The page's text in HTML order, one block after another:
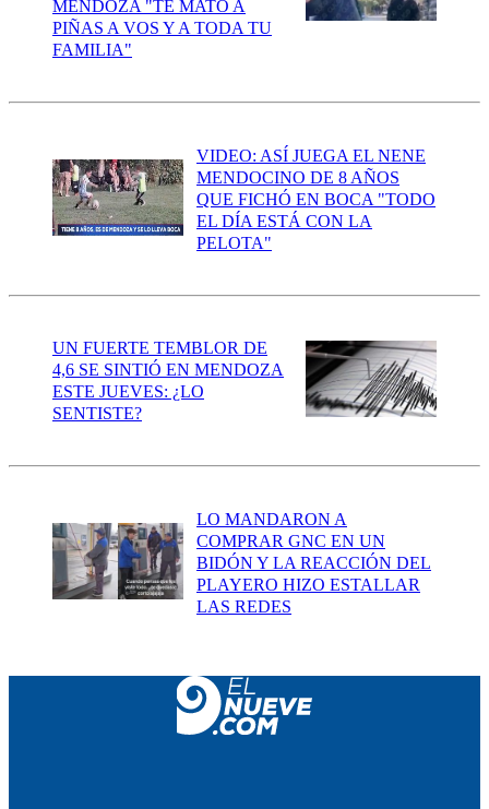
MENDOZA "TE MATÓ A
PIÑAS A VOS Y A TODA TU
FAMILIA"
VIDEO: ASÍ JUEGA EL NENE
MENDOCINO DE 8 AÑOS
QUE FICHÓ EN BOCA "TODO
EL DÍA ESTÁ CON LA
PELOTA"
UN FUERTE TEMBLOR DE
4,6 SE SINTIÓ EN MENDOZA
ESTE JUEVES: ¿LO
SENTISTE?
LO MANDARON A
COMPRAR GNC EN UN
BIDÓN Y LA REACCIÓN DEL
PLAYERO HIZO ESTALLAR
LAS REDES